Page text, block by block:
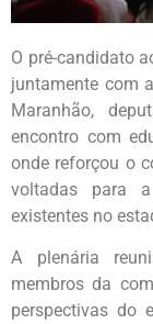
O pré-candidato
juntamente com
Maranhão,
encontro com
onde reforçou o
voltadas para
existentes no
A plenária
membros da
perspectivas do